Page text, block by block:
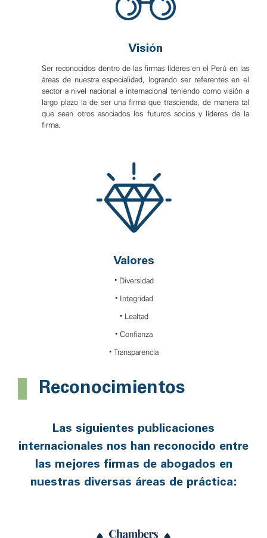
Visión
Ser reconocidos dentro de las firmas líderes en el Perú en las
áreas de nuestra especialidad, logrando ser referentes en el
sector a nivel nacional e internacional teniendo como visión a
largo plazo la de ser una firma que trascienda, de manera tal
que sean otros asociados los futuros socios y líderes de la
firma.
Valores
•Diversidad
•Integridad
•Lealtad
• Confianza
• Transparencia
Reconocimientos
Las siguientes publicaciones
internacionales nos han reconocido entre
las mejores firmas de abogados en
nuestras diversas áreas de práctica: